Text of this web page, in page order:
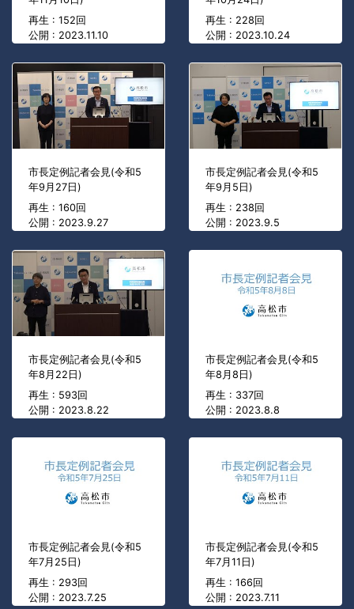
再生 : 152回
公開 : 2023.11.10
再生 : 228回
公開 : 2023.10.24
市長定例記者会見(令和5
年9月27日)
再生 : 160回
公開 : 2023.9.27
市長定例記者会見(令和5
年9月5日)
再生 : 238回
公開 : 2023.9.5
市長定例記者会見(令和5
年8月22日)
再生 : 593回
公開 : 2023.8.22
市長定例記者会見(令和5
年8月8日)
再生 : 337回
公開 : 2023.8.8
市長定例記者会見(令和5
年7月25日)
再生 : 293回
公開 : 2023.7.25
市長定例記者会見(令和5
年7月11日)
再生 : 166回
公開 : 2023.7.11